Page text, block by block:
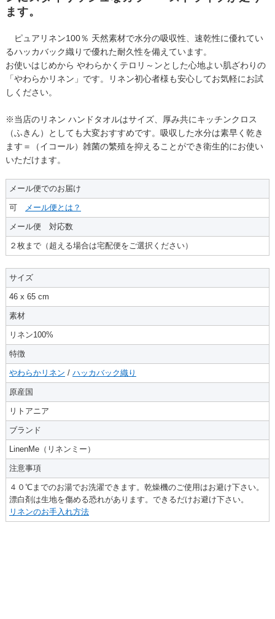
ます。
ピュアリネン100％ 天然素材で水分の吸収性、速乾性に優れてい
るハッカバック織りで優れた耐久性を備えています。
お使いはじめから やわらかくテロリ～ンとした心地よい肌ざわりの
「やわらかリネン」です。リネン初心者様も安心してお気軽にお試
しください。
※当店のリネン ハンドタオルはサイズ、厚み共にキッチンクロス
（ふきん）としても大変おすすめです。吸収した水分は素早く乾き
ます＝（イコール）雑菌の繁殖を抑えることができ衛生的にお使い
いただけます。
メール便でのお届け
可 メール便とは？
メール便 対応数
２枚まで（超える場合は宅配便をご選択ください）
サイズ
46 x 65 cm
素材
リネン100%
特徴
やわらかリネン / ハッカバック織り
原産国
リトアニア
ブランド
LinenMe（リネンミー）
注意事項
４０℃までのお湯でお洗濯できます。乾燥機のご使用はお避け下さい。
漂白剤は生地を傷める恐れがあります。できるだけお避け下さい。
リネンのお手入れ方法